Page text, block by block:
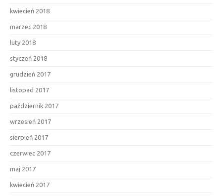
kwiecień 2018
marzec 2018
luty 2018
styczeń 2018
grudzień 2017
listopad 2017
październik 2017
wrzesień 2017
sierpień 2017
czerwiec 2017
maj 2017
kwiecień 2017